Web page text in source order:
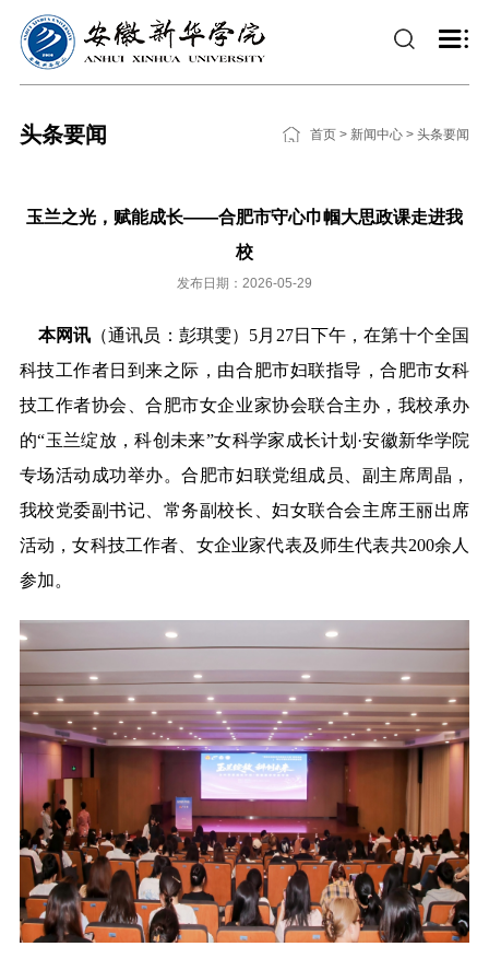
头条要闻 首页 > 新闻中心 >头条要闻
玉兰之光，赋能成长——合肥市守心巾帼大思政课走进我
校
发布日期：2026-05-29
本网讯（通讯员：彭琪雯）5月27日下午，在第十个全国
科技工作者日到来之际，由合肥市妇联指导，合肥市女科
技工作者协会、合肥市女企业家协会联合主办，我校承办
的“玉兰绽放，科创未来”女科学家成长计划·安徽新华学院
专场活动成功举办。合肥市妇联党组成员、副主席周晶，
我校党委副书记、常务副校长、妇女联合会主席王丽出席
活动，女科技工作者、女企业家代表及师生代表共200余人
参加。